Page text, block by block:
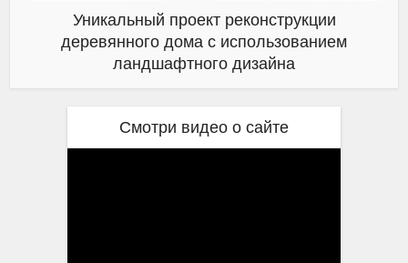
Уникальный проект реконструкции
деревянного дома с использованием
ландшафтного дизайна
Смотри видео о сайте